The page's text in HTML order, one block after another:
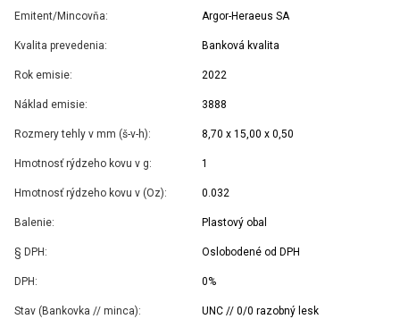
Emitent/Mincovňa: Argor-Heraeus SA
Kvalita prevedenia: Banková kvalita
Rok emisie: 2022
Náklad emisie: 3888
Rozmery tehly v mm (š-v-h): 8,70 x 15,00 x 0,50
Hmotnosť rýdzeho kovu v g: 1
Hmotnosť rýdzeho kovu v (Oz): 0.032
Balenie: Plastový obal
§ DPH: Oslobodené od DPH
DPH: 0%
Stav (Bankovka // minca): UNC // 0/0 razobný lesk